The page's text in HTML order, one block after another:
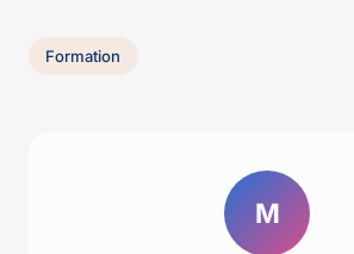
Formation
M